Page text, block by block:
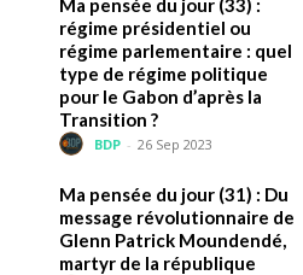
Ma pensée du jour (33) :
régime présidentiel ou
régime parlementaire : quel
type de régime politique
pour le Gabon d’après la
Transition ?
BDP - 26 Sep 2023
Ma pensée du jour (31) : Du
message révolutionnaire de
Glenn Patrick Moundendé,
martyr de la république